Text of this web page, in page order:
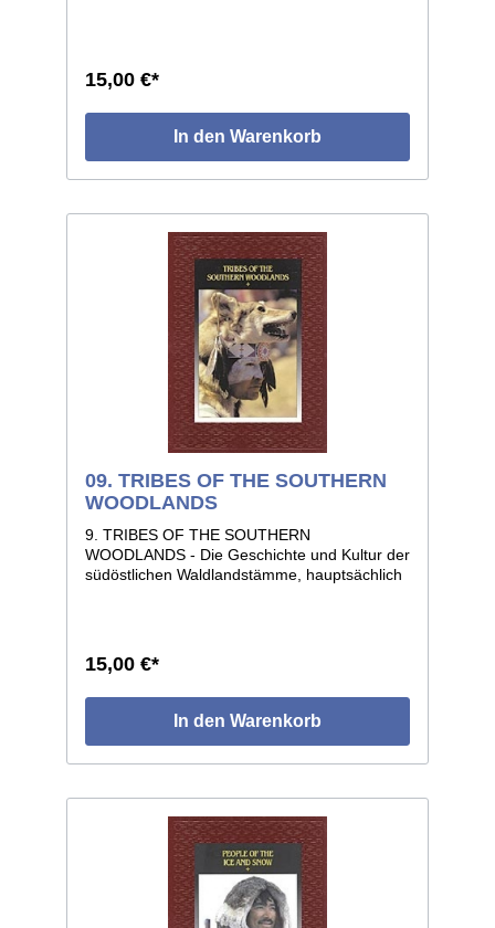
15,00 €*
In den Warenkorb
09. TRIBES OF THE SOUTHERN
WOODLANDS
9. TRIBES OF THE SOUTHERN
WOODLANDS - Die Geschichte und Kultur der
südöstlichen Waldlandstämme, hauptsächlich
geprägter Kunstledereinband.
15,00 €*
In den Warenkorb